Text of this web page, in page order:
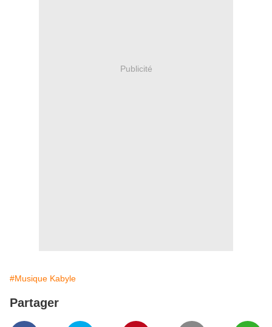
Publicité
#Musique Kabyle
Partager